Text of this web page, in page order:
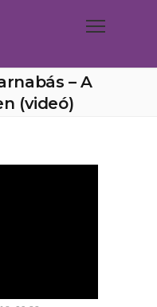
– A
(videó)